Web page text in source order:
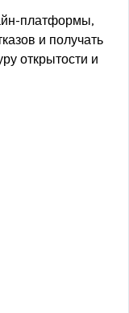
платформы,
и получать
открытости и